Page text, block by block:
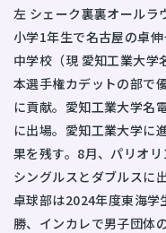
左 シェーク裏裏オールラ
小学1年生で名古屋の卓
中学校（現 愛知工業大学
本選手権カデットの部で
に貢献。愛知工業大学名
に出場。愛知工業大学に
果を残す。8月、パリオ
シングルスとダブルスに
卓球部は2024年度東海学
勝、インカレで男子団体